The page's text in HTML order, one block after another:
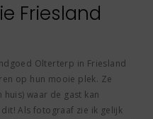
Friesland
Olterterp in Friesland
op hun mooie plek. Ze
waar de gast kan
Als fotograaf zie ik gelijk